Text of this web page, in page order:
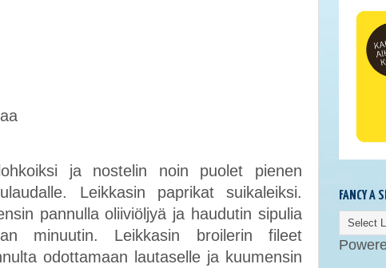
ja nostelin noin puolet pienen
Leikkasin paprikat suikaleiksi.
pannulla oliiviöljyä ja haudutin sipulia
minuutin. Leikkasin broilerin fileet
odottamaan lautaselle ja kuumensin
FANCY A